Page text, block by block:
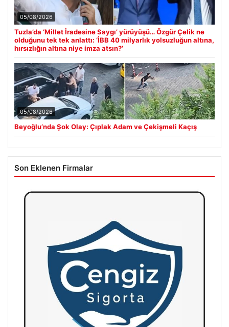
05/08/2026
Tuzla’da ‘Millet İradesine Saygı’ yürüyüşü… Özgür Çelik ne
olduğunu tek tek anlattı: ‘İBB 40 milyarlık yolsuzluğun altına,
hırsızlığın altına niye imza atsın?’
05/08/2026
Beyoğlu’nda Şok Olay: Çıplak Adam ve Çekişmeli Kaçış
Son Eklenen Firmalar